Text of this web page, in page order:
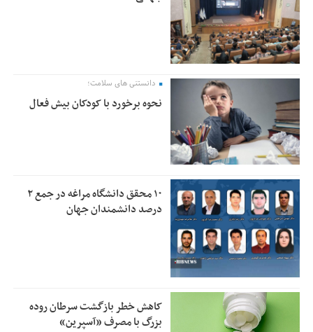
دانستنی های سلامت؛
نحوه برخورد با کودکان بیش فعال
۱۰ محقق دانشگاه مراغه در جمع ۲
درصد دانشمندان جهان
کاهش خطر بازگشت سرطان روده
بزرگ با مصرف «آسپرین»